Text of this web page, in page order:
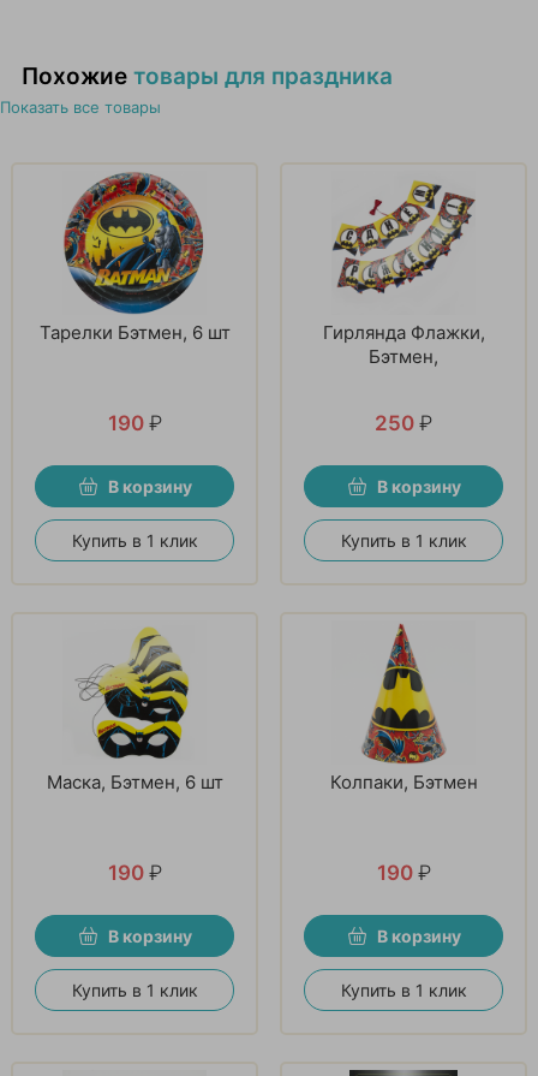
Похожие товары для праздника
Показать все товары
Тарелки Бэтмен, 6 шт
190 ₽
В корзину
Купить в 1 клик
Гирлянда Флажки,
Бэтмен,
250 ₽
В корзину
Купить в 1 клик
Маска, Бэтмен, 6 шт
190 ₽
В корзину
Купить в 1 клик
Колпаки, Бэтмен
190 ₽
В корзину
Купить в 1 клик